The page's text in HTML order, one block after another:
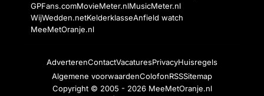
GPFans.comMovieMeter.nlMusicMeter.nl
WijWedden.netKelderklasseAnfield watch
MeeMetOranje.nl
AdverterenContactVacaturesPrivacyHuisregels
Algemene voorwaardenColofonRSSSitemap
Copyright © 2005 - 2026 MeeMetOranje.nl